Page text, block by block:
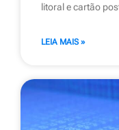
litoral e cartão
LEIA MAIS »